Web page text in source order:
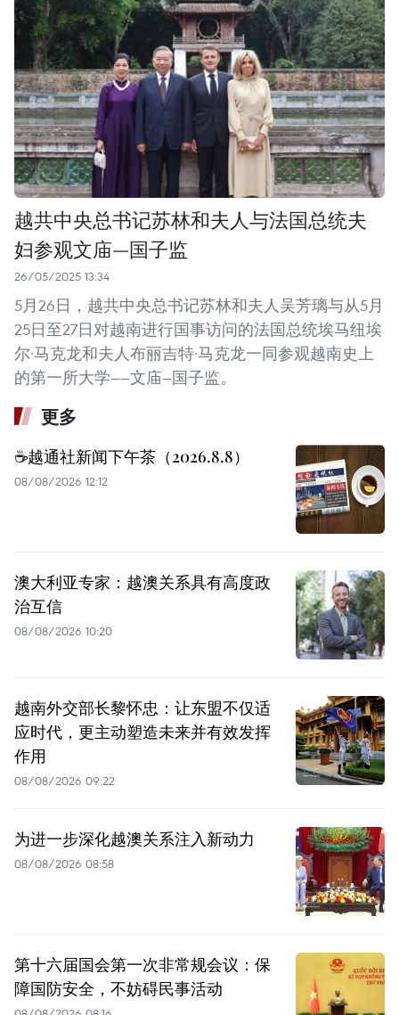
越共中央总书记苏林和夫人与法国总统夫
妇参观文庙—国子监
26/05/2025 13:34
5月26日，越共中央总书记苏林和夫人吴芳璃与从5月
25日至27日对越南进行国事访问的法国总统埃马纽埃
尔·马克龙和夫人布丽吉特·马克龙一同参观越南史上
的第一所大学——文庙—国子监。
更多
☕️越通社新闻下午茶（2026.8.8）
08/08/2026 12:12
澳大利亚专家：越澳关系具有高度政
治互信
08/08/2026 10:20
越南外交部长黎怀忠：让东盟不仅适
应时代，更主动塑造未来并有效发挥
作用
08/08/2026 09:22
为进一步深化越澳关系注入新动力
08/08/2026 08:58
第十六届国会第一次非常规会议：保
障国防安全，不妨碍民事活动